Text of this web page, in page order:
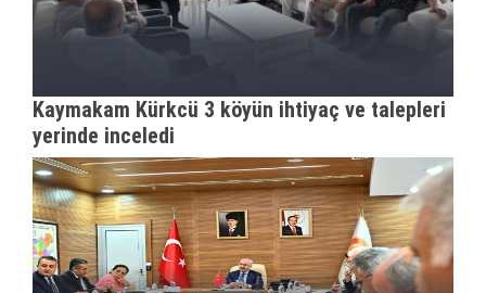
Kaymakam Kürkcü 3 köyün ihtiyaç ve talepleri
yerinde inceledi